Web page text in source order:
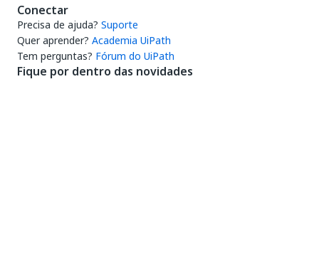
Conectar
Precisa de ajuda? Suporte
Quer aprender? Academia UiPath
Tem perguntas? Fórum do UiPath
Fique por dentro das novidades